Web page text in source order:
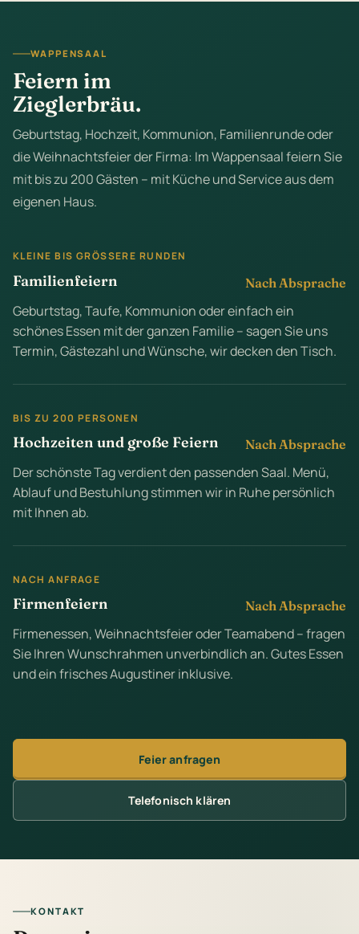
WAPPENSAAL
Feiern im
Zieglerbräu.
Geburtstag, Hochzeit, Kommunion, Familienrunde oder
die Weihnachtsfeier der Firma: Im Wappensaal feiern Sie
mit bis zu 200 Gästen – mit Küche und Service aus dem
eigenen Haus.
KLEINE BIS GRÖSSERE RUNDEN
Familienfeiern Nach Absprache
Geburtstag, Taufe, Kommunion oder einfach ein
schönes Essen mit der ganzen Familie – sagen Sie uns
Termin, Gästezahl und Wünsche, wir decken den Tisch.
BIS ZU 200 PERSONEN
Hochzeiten und große Feiern Nach Absprache
Der schönste Tag verdient den passenden Saal. Menü,
Ablauf und Bestuhlung stimmen wir in Ruhe persönlich
mit Ihnen ab.
NACH ANFRAGE
Firmenfeiern Nach Absprache
Firmenessen, Weihnachtsfeier oder Teamabend – fragen
Sie Ihren Wunschrahmen unverbindlich an. Gutes Essen
und ein frisches Augustiner inklusive.
Feier anfragen
Telefonisch klären
KONTAKT